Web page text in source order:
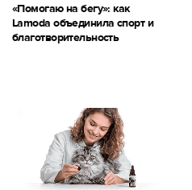
«Помогаю на бегу»: как
Lamoda объединила спорт и
благотворительность